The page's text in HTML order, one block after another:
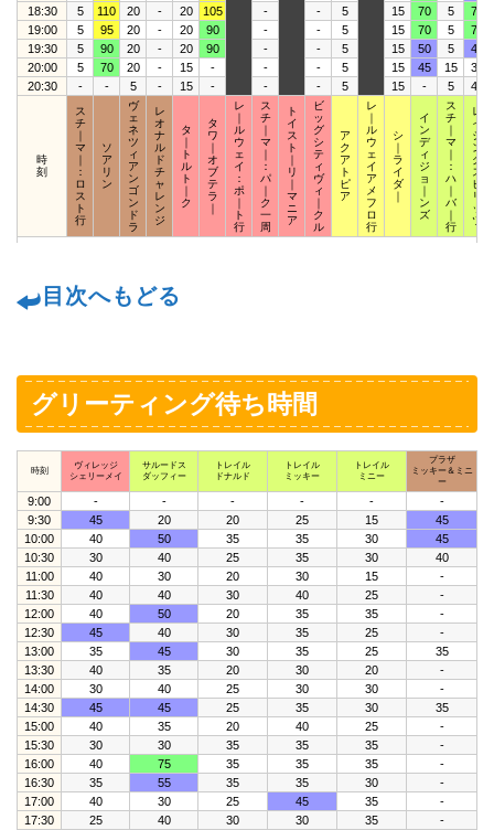
18:30
5 110 20 - 20 105 - - 5 15 70 5
70
19:00
5 95 20 - 20 90 - - 5 15 70 5
70
19:30
5 90 20 - 20 90 - - 5 15 50 5
45
20:00
5 70 20 - 15 - - - 5 15 45 15
35
20:30
- - 5 - 15 - - - 5 15 - 5 40
時
刻
ス
チ
｜
マ
｜
：
ロ
ス
ト
行
ソ
ア
リ
ン
ヴ
ェ
ネ
ツ
ィ
ア
ン
ゴ
ン
ド
ラ
レ
オ
ナ
ル
ド
チ
ャ
レ
ン
ジ
タ
｜
ト
ル
ト
｜
ク
タ
ワ
｜
オ
ブ
テ
ラ
｜
レ
｜
ル
ウ
ェ
イ
：
ポ
｜
ト
行
ス
チ
｜
マ
｜
：
パ
｜
ク
一
周
ト
イ
ス
ト
｜
リ
｜
マ
ニ
ア
ビ
ッ
グ
シ
テ
ィ
ヴ
ィ
｜
ク
ル
ア
ク
ア
ト
ピ
ア
レ
｜
ル
ウ
ェ
イ
ア
メ
フ
ロ
行
シ
｜
ラ
イ
ダ
｜
イ
ン
デ
ィ
ジ
ョ
｜
ン
ズ
ス
チ
｜
マ
｜
：
ハ
｜
バ
｜
行
レ
イ
ジ
ン
グ
ス
ピ
リ
ッ
ツ
目次へもどる
グリーティング待ち時間
時刻
ヴィレッジ
シェリーメイ
サルードス
ダッフィー
トレイル
ドナルド
トレイル
ミッキー
トレイル
ミニー
プラザ
ミッキー＆ミニ
ー
9:00 - - - - -
-
9:30
45 20 20 25 15
45
10:00
40 50 35 35 30
45
10:30
30 40 25 35 30
40
11:00
40 30 20 30 15
-
11:30
40 40 30 40 25
-
12:00
40 50 20 35 35
-
12:30
45 40 30 35 25
-
13:00
35 45 30 35 25
35
13:30
40 35 20 30 20
-
14:00
30 40 25 30 30
-
14:30
45 45 25 35 30
35
15:00
40 35 20 40 25
-
15:30
30 30 35 35 35
-
16:00
40 75 35 35 35
-
16:30
35 55 35 35 30
-
17:00
40 30 25 45 35
-
17:30
25 40 30 30 35
-